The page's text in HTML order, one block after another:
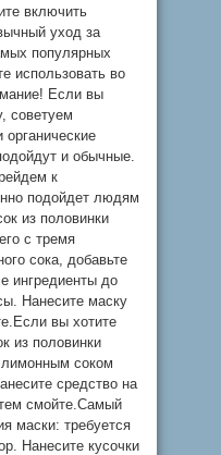
включить
уход за
популярных
использовать во
Если вы
советуем
органические
и обычные.
к
подойдет людям
из половинки
с тремя
сока, добавьте
ингредиенты до
Нанесите маску
вы хотите
из половинки
соком
средство на
смойте.Самый
маски: требуется
Нанесите кусочки